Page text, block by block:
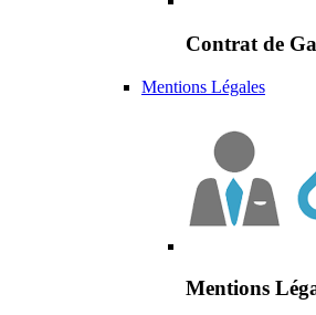
Contrat de
Mentions Légales
Mentions